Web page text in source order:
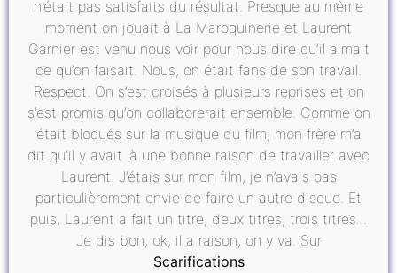
n’était pas satisfaits du résultat. Presque au même
moment on jouait à La Maroquinerie et Laurent
Garnier est venu nous voir pour nous dire qu’il aimait
ce qu’on faisait. Nous, on était fans de son travail.
Respect. On s’est croisés à plusieurs reprises et on
s’est promis qu’on collaborerait ensemble. Comme on
était bloqués sur la musique du film, mon frère m’a
dit qu’il y avait là une bonne raison de travailler avec
Laurent. J’étais sur mon film, je n’avais pas
particulièrement envie de faire un autre disque. Et
puis, Laurent a fait un titre, deux titres, trois titres...
Je dis bon, ok, il a raison, on y va. Sur
Scarifications